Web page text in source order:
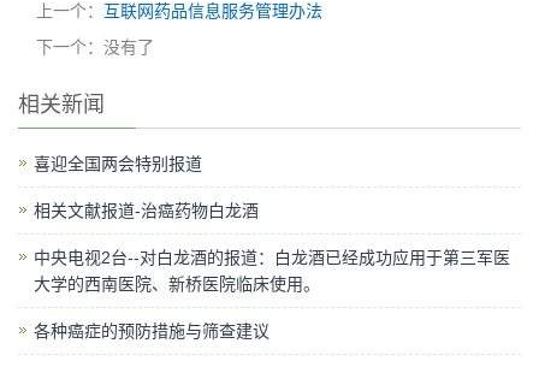
上一个： 互联网药品信息服务管理办法
下一个：没有了
相关新闻
喜迎全国两会特别报道
相关文献报道-治癌药物白龙酒
中央电视2台--对白龙酒的报道：白龙酒已经成功应用于第三军医
大学的西南医院、新桥医院临床使用。
各种癌症的预防措施与筛查建议